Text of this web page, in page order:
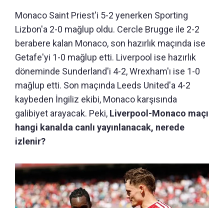
Monaco Saint Priest'i 5-2 yenerken Sporting
Lizbon'a 2-0 mağlup oldu. Cercle Brugge ile 2-2
berabere kalan Monaco, son hazırlık maçında ise
Getafe'yi 1-0 mağlup etti. Liverpool ise hazırlık
döneminde Sunderland'i 4-2, Wrexham'ı ise 1-0
mağlup etti. Son maçında Leeds United'a 4-2
kaybeden İngiliz ekibi, Monaco karşısında
galibiyet arayacak. Peki, Liverpool-Monaco maçı
hangi kanalda canlı yayınlanacak, nerede
izlenir?